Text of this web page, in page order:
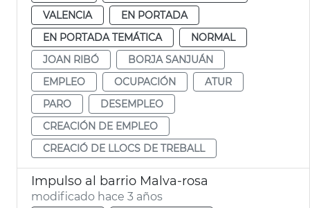
VALENCIA
EN PORTADA
EN PORTADA TEMÁTICA
NORMAL
JOAN RIBÓ
BORJA SANJUÁN
EMPLEO
OCUPACIÓN
ATUR
PARO
DESEMPLEO
CREACIÓN DE EMPLEO
CREACIÓ DE LLOCS DE TREBALL
Impulso al barrio Malva-rosa
modificado hace 3 años